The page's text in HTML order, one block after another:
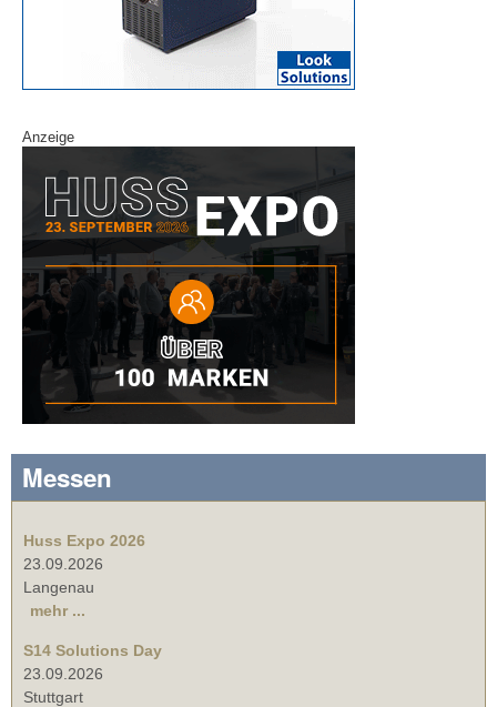
Anzeige
Messen
Huss Expo 2026
23.09.2026
Langenau
mehr ...
S14 Solutions Day
23.09.2026
Stuttgart